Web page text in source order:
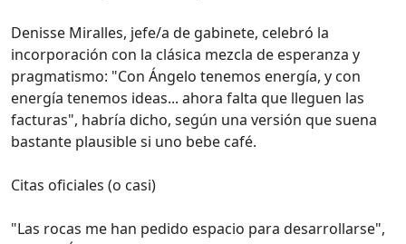
Denisse Miralles, jefe/a de gabinete, celebró la
incorporación con la clásica mezcla de esperanza y
pragmatismo: "Con Ángelo tenemos energía, y con
energía tenemos ideas... ahora falta que lleguen las
facturas", habría dicho, según una versión que suena
bastante plausible si uno bebe café.
Citas oficiales (o casi)
"Las rocas me han pedido espacio para desarrollarse",